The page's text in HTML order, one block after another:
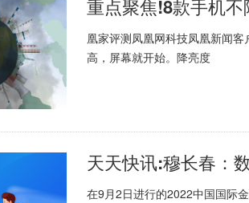
凰家评测凤凰网科技凤凰新闻
高，屏幕就开始。降亮度
在9月2日进行的2022中国国际